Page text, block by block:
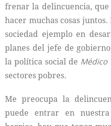
frenar la delincuencia, que
hacer muchas cosas
sociedad ejemplo en
planes del jefe de
la política social de Médico
sectores pobres.
Me preocupa la
puede entrar en